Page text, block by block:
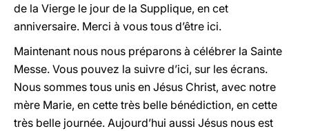
de la Vierge le jour de la Supplique, en cet
anniversaire. Merci à vous tous d’être ici.
Maintenant nous nous préparons à célébrer la Sainte
Messe. Vous pouvez la suivre d’ici, sur les écrans.
Nous sommes tous unis en Jésus Christ, avec notre
mère Marie, en cette très belle bénédiction, en cette
très belle journée. Aujourd’hui aussi Jésus nous est